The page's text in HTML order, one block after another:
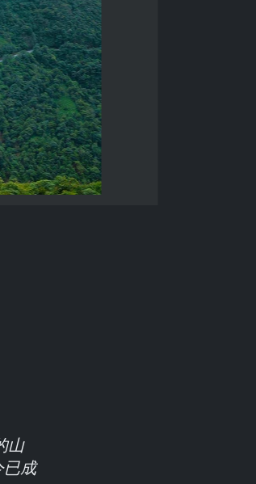
山
已成